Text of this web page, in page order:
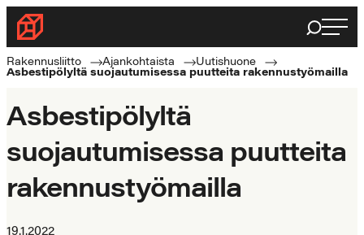
Siirry
suoraan
sisältöön
Rakennusliitto
Rakennusalan
ammattilaisten
Haku
Rakennusliitto Ajankohtaista
Uutishuone
Asbestipölyltä suojautumisessa puutteita rakennustyömailla
Asbestipölyltä
suojautumisessa puutteita
rakennustyömailla
19.1.2022